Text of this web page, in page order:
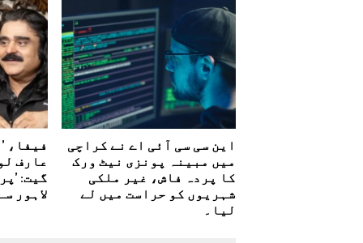
این سی سی آئی اے نے کراچی
میں مبینہ پونزی نیٹ ورک
کا پردہ فاش، غیر ملکی
شہریوں کو حراست میں لے
لیا۔
فیفا،
عارف
گیت:
لاہور